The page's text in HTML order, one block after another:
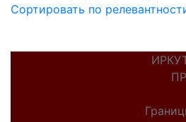
Сортировать по